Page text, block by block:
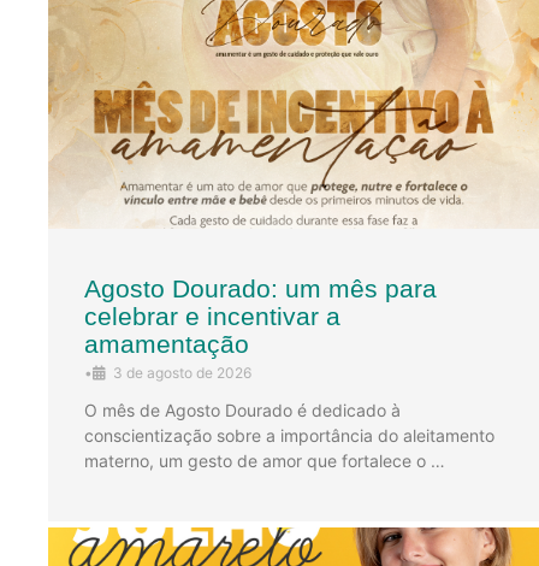
Agosto Dourado: um mês para
celebrar e incentivar a
amamentação
• 3 de agosto de 2026
O mês de Agosto Dourado é dedicado à
conscientização sobre a importância do aleitamento
materno, um gesto de amor que fortalece o …